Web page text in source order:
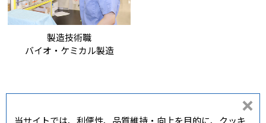
製造技術職
バイオ・ケミカル製造
当サイトでは、利便性、品質維持・向上を目的に、クッキ